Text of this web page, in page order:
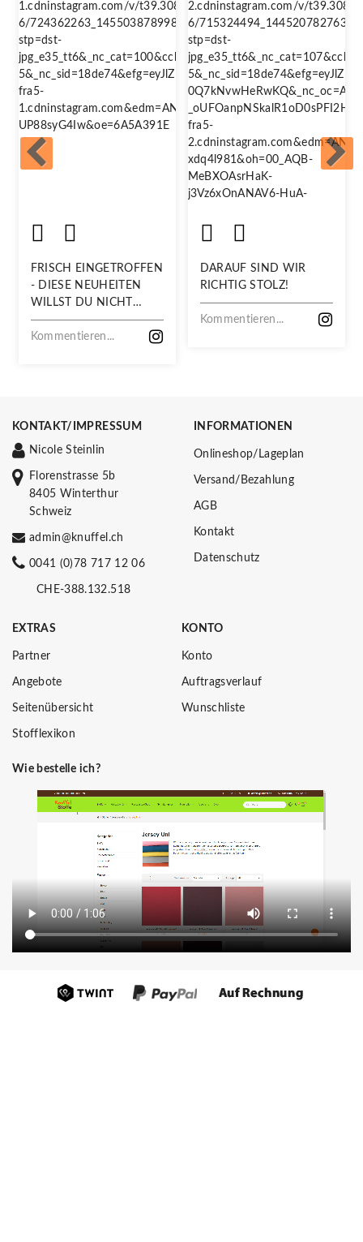
FRISCH EINGETROFFEN
- DIESE NEUHEITEN
WILLST DU NICHT
VERPASSEN!
Kommentieren...
DARAUF SIND WIR
RICHTIG STOLZ!
Kommentieren...
KONTAKT/IMPRESSUM
Nicole Steinlin
Florenstrasse 5b
8405 Winterthur
Schweiz
admin@knuffel.ch
0041 (0)78 717 12 06
CHE-388.132.518
INFORMATIONEN
Onlineshop/Lageplan
Versand/Bezahlung
AGB
Kontakt
Datenschutz
EXTRAS
Partner
Angebote
Seitenübersicht
Stofflexikon
KONTO
Konto
Auftragsverlauf
Wunschliste
Wie bestelle ich?